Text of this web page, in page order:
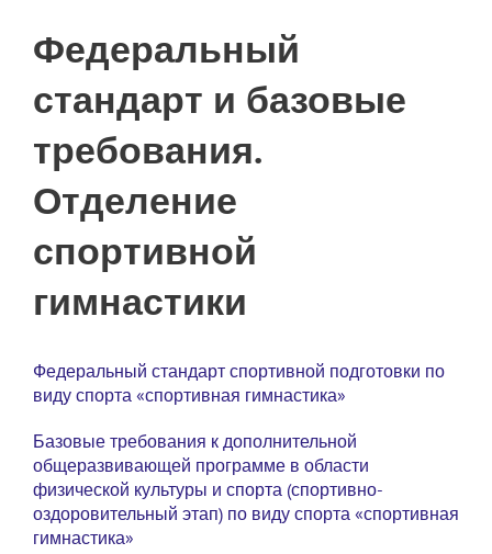
Федеральный
стандарт и базовые
требования.
Отделение
спортивной
гимнастики
Федеральный стандарт спортивной подготовки по
виду спорта «спортивная гимнастика»
Базовые требования к дополнительной
общеразвивающей программе в области
физической культуры и спорта (спортивно-
оздоровительный этап) по виду спорта «спортивная
гимнастика»